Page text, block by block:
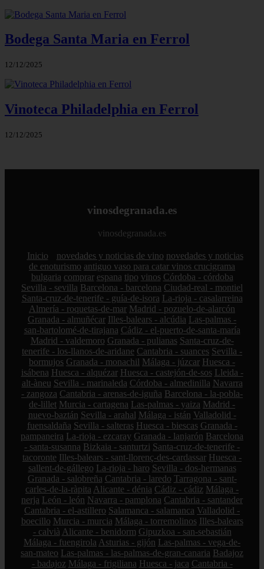
Bodega Santa Maria en Ferrol
12/12/2025
Vinoteca Philadelphia en Ferrol
12/12/2025
vinosdegranada.es
vinosdegranada.es
Inicio novedades y noticias de vino novedades y noticias
de enoturismo antiguo vaso para catar vinos crucigrama
bulgaria comprar espana tipo vinos Córdoba - córdoba
Sevilla - sevilla Barcelona - barcelona Ciudad-real - montiel
Santa-cruz-de-tenerife - guía-de-isora La-rioja - casalarreina
Almería - roquetas-de-mar Madrid - pozuelo-de-alarcón
Granada - almuñécar Illes-balears - alcúdia Las-palmas -
san-bartolomé-de-tirajana Cádiz - el-puerto-de-santa-maría
Madrid - valdemoro Granada - pulianas Santa-cruz-de-
tenerife - los-llanos-de-aridane Cantabria - suances Sevilla -
bormujos Granada - monachil Málaga - júzcar Huesca -
isábena Huesca - alquézar Huesca - castejón-de-sos Lleida -
alt-àneu Sevilla - marinaleda Córdoba - almedinilla Navarra
- zangoza Cantabria - arenas-de-iguña Barcelona - la-pobla-
de-lillet Murcia - cartagena Las-palmas - yaiza Madrid -
nuevo-baztán Sevilla - arahal Málaga - istán Valladolid -
fuensaldaña Sevilla - salteras Huesca - biescas Granada -
pampaneira La-rioja - ezcaray Granada - lanjarón Barcelona
- santa-susanna Bizkaia - santurtzi Santa-cruz-de-tenerife -
tacoronte Illes-balears - sant-llorenç-des-cardassar Huesca -
sallent-de-gállego La-rioja - haro Sevilla - dos-hermanas
Granada - salobreña Cantabria - laredo Tarragona - sant-
carles-de-la-ràpita Alicante - dénia Cádiz - cádiz Málaga -
nerja León - león Navarra - pamplona Cantabria - santander
Cantabria - el-astillero Salamanca - salamanca Valladolid -
boecillo Murcia - murcia Málaga - torremolinos Illes-balears
- calvià Alicante - benidorm Gipuzkoa - san-sebastián
Málaga - fuengirola Asturias - gijón Las-palmas - vega-de-
san-mateo Las-palmas - las-palmas-de-gran-canaria Badajoz
- badajoz Málaga - frigiliana Huesca - jaca Cantabria -